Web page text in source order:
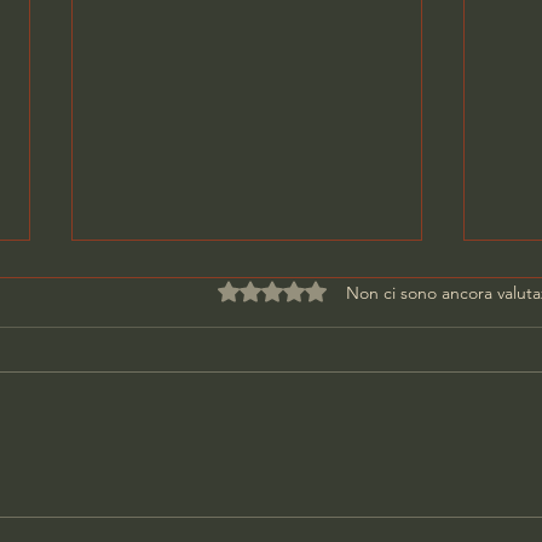
Valutazione 0 stelle su 5.
Non ci sono ancora